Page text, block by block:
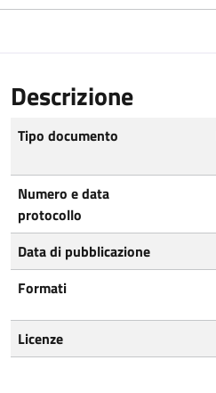
Descrizione
Tipo documento
Numero e data
protocollo
Data di pubblicazione
Formati
Licenze